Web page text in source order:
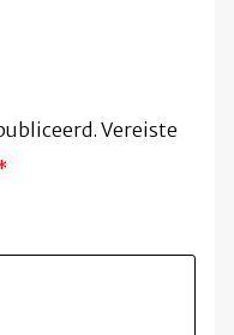
Vereiste